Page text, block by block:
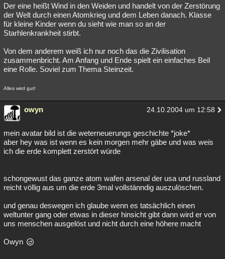
Übersichten
Besucht Teilgenommen Alle Neue Geschlossen
Der eine heißt Wind in den Weiden und handelt von der Zerstörung
der Welt durch einen Atomkrieg und dem Leben danach. Klasse
für kleine Kinder wenn du sieht wie man so an der
Starhlenkrankheit stirbt.
Von dem anderem weiß ich nur noch das die Zivilisation
zusammenbricht. Am Anfang und Ende spielt ein einfaches Beil
eine Rolle. Soviel zum Thema Steinzeit.
Alles wird gut!
owyn 24.10.2004 um 12:58
mein avatar bild ist die weterneuerungs geschichte *joke*
aber hey was ist wenn es kein morgen mehr gäbe und was weis
ich die erde komplett zerstört würde
schongewust das ganze atom wafen arsenal der usa und russland
reicht völlig aus um die erde 3mal vollstänndig auszulöschen.
und genau deswegen ich glaube wenn es tatsächlich einen
weltunter gang oder etwas in dieser hinsicht gibt dann wird er von
uns menschen ausgelöst und nicht durch eine höhere macht
Owyn